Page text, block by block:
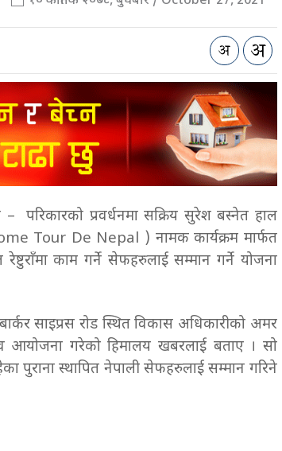
परिकारको प्रवर्धनमा सक्रिय सुरेश बस्नेत हाल
Tour De Nepal ) नामक कार्यक्रम मार्फत
काम गर्ने सेफहरुलाई सम्मान गर्ने योजना
साइप्रस रोड स्थित विकास अधिकारीको अमर
आयोजना गरेको हिमालय खबरलाई बताए । सो
पुराना स्थापित नेपाली सेफहरुलाई सम्मान गरिने